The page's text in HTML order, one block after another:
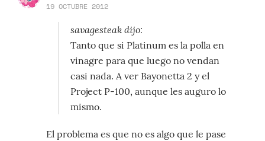
19 OCTUBRE 2012
savagesteak dijo:
Tanto que si Platinum es la polla en
vinagre para que luego no vendan
casi nada. A ver Bayonetta 2 y el
Project P-100, aunque les auguro lo
mismo.
El problema es que no es algo que le pase